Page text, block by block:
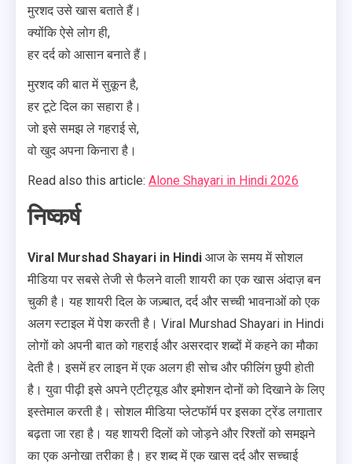
मुरशद उसे खास बताते हैं।
क्योंकि ऐसे लोग ही,
हर दर्द को आसान बनाते हैं।
मुरशद की बात में सुकून है,
हर टूटे दिल का सहारा है।
जो इसे समझ ले गहराई से,
वो खुद अपना किनारा है।
Read also this article: Alone Shayari in Hindi 2026
निष्कर्ष
Viral Murshad Shayari in Hindi आज के समय में सोशल
मीडिया पर सबसे तेजी से फैलने वाली शायरी का एक खास अंदाज़ बन
चुकी है। यह शायरी दिल के जज़्बात, दर्द और सच्ची भावनाओं को एक
अलग स्टाइल में पेश करती है। Viral Murshad Shayari in Hindi
लोगों को अपनी बात को गहराई और असरदार शब्दों में कहने का मौका
देती है। इसमें हर लाइन में एक अलग ही सोच और फीलिंग छुपी होती
है। युवा पीढ़ी इसे अपने एटीट्यूड और इमोशन दोनों को दिखाने के लिए
इस्तेमाल करती है। सोशल मीडिया प्लेटफॉर्म पर इसका ट्रेंड लगातार
बढ़ता जा रहा है। यह शायरी दिलों को जोड़ने और रिश्तों को समझने
का एक अनोखा तरीका है। हर शब्द में एक खास दर्द और सच्चाई